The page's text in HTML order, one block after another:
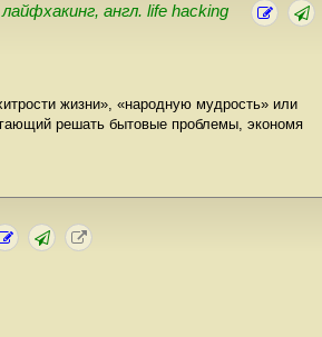
англ. life hacking
жизни», «народную мудрость» или
решать бытовые проблемы, экономя